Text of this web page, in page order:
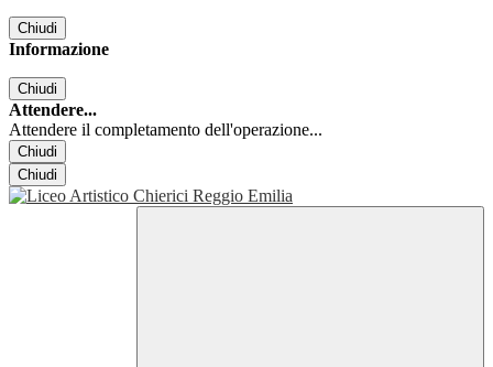
Chiudi
Informazione
Chiudi
Attendere...
Attendere il completamento dell'operazione...
Chiudi
Chiudi